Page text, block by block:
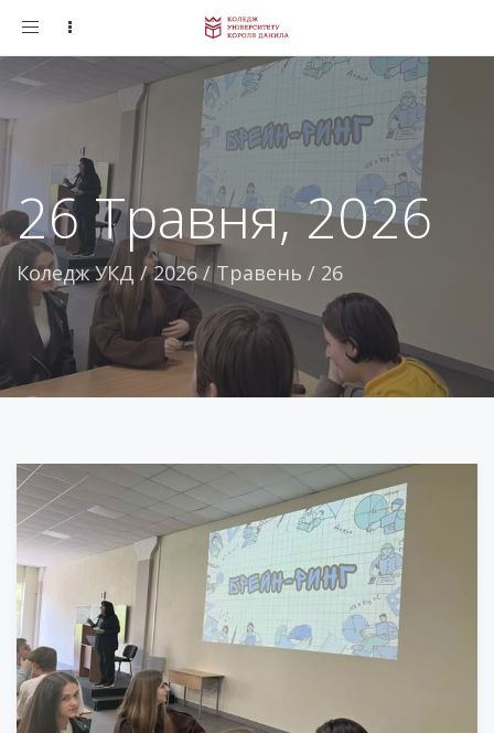
Toggle
26 Травня, 2026
Коледж УКД /2026/Травень / 26